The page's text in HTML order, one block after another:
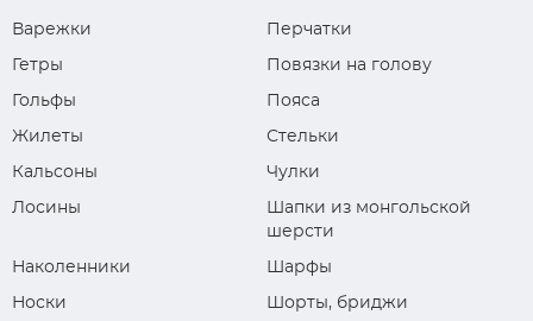
Варежки
Перчатки
Гетры
Повязки на голову
Гольфы
Пояса
Жилеты
Стельки
Кальсоны
Чулки
Лосины
Шапки из монгольской
шерсти
Наколенники
Шарфы
Носки
Шорты, бриджи